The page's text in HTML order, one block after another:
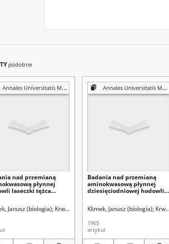
podobne
Annales Universitatis Mariae Curie-Skłodowska. Sectio D, Medicina
nad przemianą
płynnej
laseczki tężca
wolnych
laseczki tężca
Janusz (biologia) Krwawicz, Tadeusz (1910-1988). Redaktor
Annales Universitatis Mariae Curie-Skłodowska. Sectio D, Medicina
Badania nad przemianą
aminokwasową płynnej
dziesięciodniowej hodowli
tężca, otrzymywanie
materiału biologicznego
Klimek, Janusz (biologia)
1965
artykuł